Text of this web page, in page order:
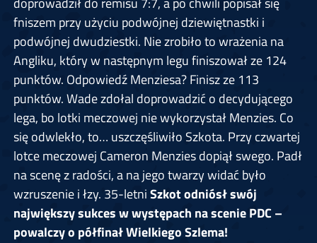
fniszem przy użyciu podwójnej dziewiętnastki i
podwójnej dwudziestki. Nie zrobiło to wrażenia na
Angliku, który w następnym legu finiszował ze 124
punktów. Odpowiedź Menziesa? Finisz ze 113
punktów. Wade zdołal doprowadzić o decydującego
lega, bo lotki meczowej nie wykorzystał Menzies. Co
się odwlekło, to… uszczęśliwiło Szkota. Przy czwartej
lotce meczowej Cameron Menzies dopiął swego. Padł
na scenę z radości, a na jego twarzy widać było
wzruszenie i łzy. 35-letniSzkot odniósł swój
największy sukces w występach na scenie PDC –
powalczy o półfinał Wielkiego Szlema!